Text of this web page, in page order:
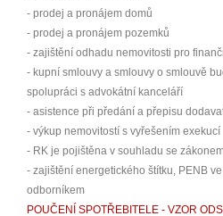
- prodej a pronájem domů
- prodej a pronájem pozemků
- zajištění odhadu nemovitosti pro
- kupní smlouvy a smlouvy o smlouvě
spolupráci s advokátní kanceláří
- asistence při předání a přepisu
- výkup nemovitostí s vyřešením exekucí
- RK je pojištěna v souhladu se
- zajištění energetického štítku, PENB
odborníkem
POUČENÍ SPOTŘEBITELE - VZOR